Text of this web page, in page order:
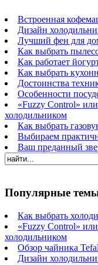
Встроенная
Дизайн
Лучший фен для
Как выбрать
Как работает
Как выбрать
Достоинства
Особенности
«Fuzzy Control»
холодильником
Как выбрать
Выбираем
Ваш преданный
Популярные
Как выбрать
«Fuzzy Control»
холодильником
Обзор чайника
Дизайн